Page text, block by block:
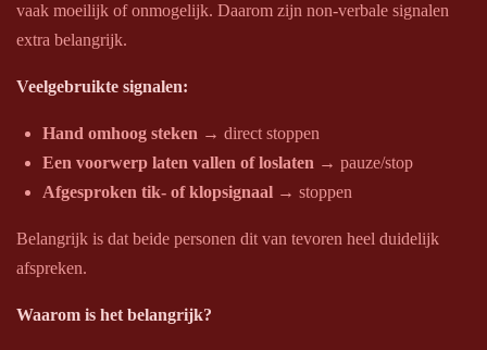
vaak moeilijk of onmogelijk. Daarom zijn non-verbale signalen
extra belangrijk.
Veelgebruikte signalen:
Hand omhoog steken → direct stoppen
Een voorwerp laten vallen of loslaten → pauze/stop
Afgesproken tik- of klopsignaal → stoppen
Belangrijk is dat beide personen dit van tevoren heel duidelijk
afspreken.
Waarom is het belangrijk?